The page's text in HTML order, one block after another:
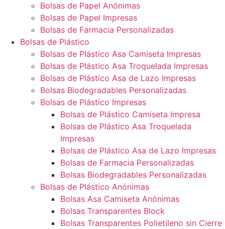
Bolsas de Papel Anónimas
Bolsas de Papel Impresas
Bolsas de Farmacia Personalizadas
Bolsas de Plástico
Bolsas de Plástico Asa Camiseta Impresas
Bolsas de Plástico Asa Troquelada Impresas
Bolsas de Plástico Asa de Lazo Impresas
Bolsas Biodegradables Personalizadas
Bolsas de Plástico Impresas
Bolsas de Plástico Camiseta Impresa
Bolsas de Plástico Asa Troquelada
Impresas
Bolsas de Plástico Asa de Lazo Impresas
Bolsas de Farmacia Personalizadas
Bolsas Biodegradables Personalizadas
Bolsas de Plástico Anónimas
Bolsas Asa Camiseta Anónimas
Bolsas Transparentes Block
Bolsas Transparentes Polietileno sin Cierre